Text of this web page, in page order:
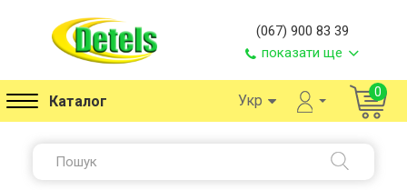
(067) 900 83 39
показати ще
Каталог Укр 0